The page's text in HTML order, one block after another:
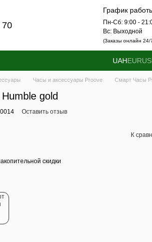
70
График
Пн-Сб: 9:00 -
Вс: Выходной
(Заказы онлайн 24/
UAHEUR
Часы и аксессуары Proove Смарт Часы
gold
Оставить отзыв
К
скидки